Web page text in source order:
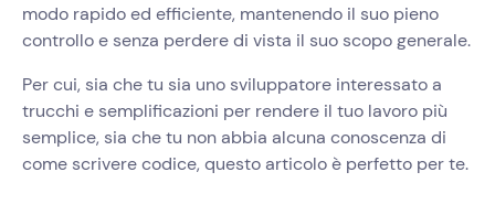
modo rapido ed efficiente, mantenendo il suo pieno
controllo e senza perdere di vista il suo scopo generale.
Per cui, sia che tu sia uno sviluppatore interessato a
trucchi e semplificazioni per rendere il tuo lavoro più
semplice, sia che tu non abbia alcuna conoscenza di
come scrivere codice, questo articolo è perfetto per te.